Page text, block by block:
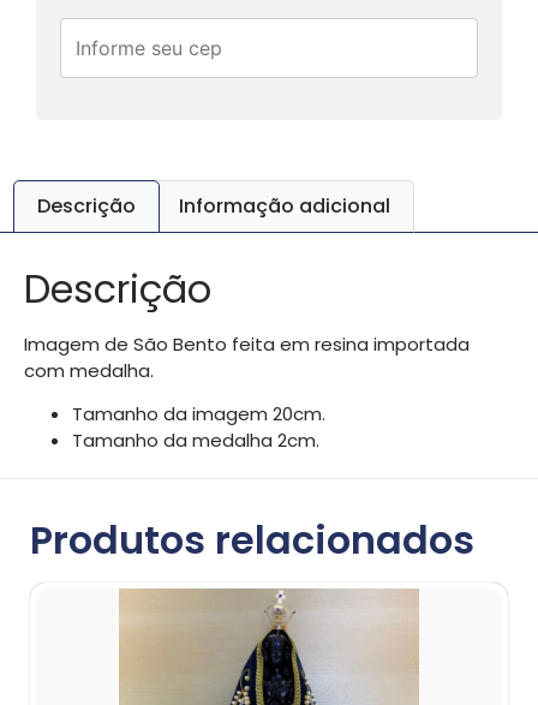
Descrição Informação adicional
Descrição
Imagem de São Bento feita em resina importada
com medalha.
Tamanho da imagem 20cm.
Tamanho da medalha 2cm.
Produtos relacionados